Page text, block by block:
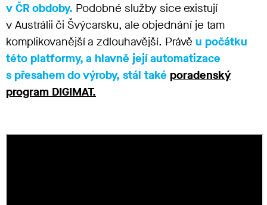
v ČR obdoby. Podobné služby sice existují
v Austrálii či Švýcarsku, ale objednání je tam
komplikovanější a zdlouhavější. Právě u počátku
této platformy, a hlavně její automatizace
s přesahem do výroby, stál také poradenský
program DIGIMAT.